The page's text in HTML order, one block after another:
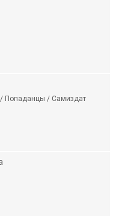
/ Попаданцы / Самиздат